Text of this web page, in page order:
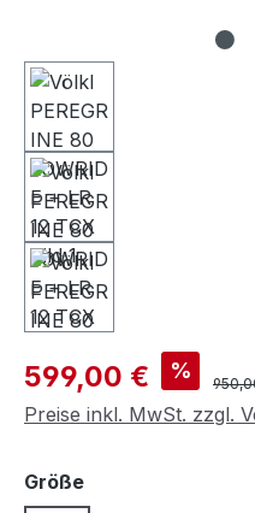
Verkaufspreis:
599,00 € %
Preise inkl. MwSt. zzgl.
Größeauswählen